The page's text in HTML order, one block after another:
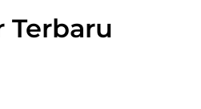
Terbaru